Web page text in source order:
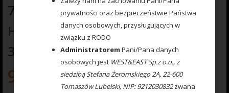
777 100 003 Materiał przyponowy
HARD 0,3mm DARK CAMOU (5m)
35lb (15,8 kg)
9.00
prywatności oraz bezpieczeństwie Państwa
danych osobowych, przysługujących w
związku z RODO
Administratorem Pani/Pana danych
osobowych jest WEST&EAST Sp.z o.o., z
siedzibą Stefana Żeromskiego 2A, 22-600
Tomaszów Lubelski, NIP: 9212030832zwana